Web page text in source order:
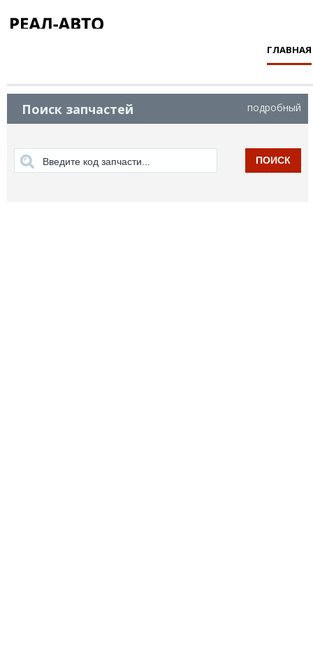
ГЛАВНАЯ
Поиск запчастей подробный
ПОИСК